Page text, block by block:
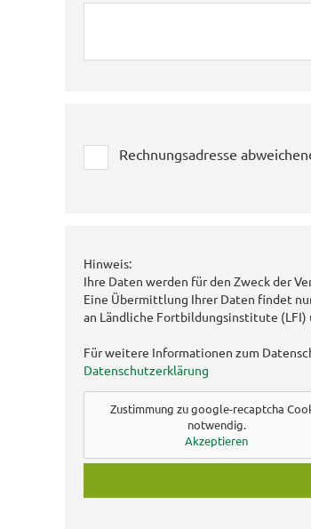
Rechnungsadresse
Hinweis:
Ihre Daten werden für den Zweck der
Eine Übermittlung Ihrer Daten findet
an Ländliche Fortbildungsinstitute
Für weitere Informationen zum
Datenschutzerklärung
Zustimmung zu google-recaptcha
notwendig.
Akzeptieren